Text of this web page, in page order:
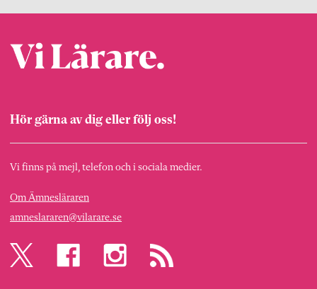
Hör gärna av dig eller följ oss!
Vi finns på mejl, telefon och i sociala medier.
Om Ämnesläraren
amneslararen@vilarare.se